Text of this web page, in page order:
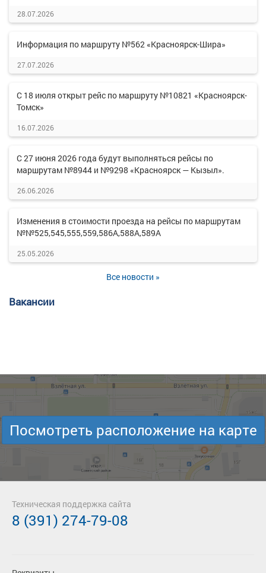
28.07.2026
Информация по маршруту №562 «Красноярск-Шира»
27.07.2026
С 18 июля открыт рейс по маршруту №10821 «Красноярск-
Томск»
16.07.2026
С 27 июня 2026 года будут выполняться рейсы по
маршрутам №8944 и №9298 «Красноярск — Кызыл».
26.06.2026
Изменения в стоимости проезда на рейсы по маршрутам
№№525,545,555,559,586А,588А,589А
25.05.2026
Все новости »
Вакансии
Посмотреть расположение на карте
Техническая поддержка сайта
8 (391) 274-79-08